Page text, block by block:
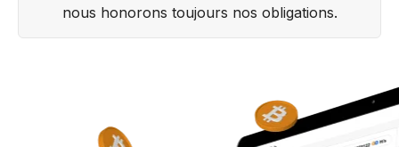
nous honorons toujours nos obligations.